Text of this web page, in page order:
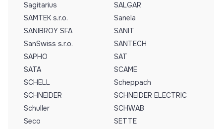
Sagitarius
SALGAR
SAMTEK s.r.o.
Sanela
SANIBROY SFA
SANIT
SanSwiss s.r.o.
SANTECH
SAPHO
SAT
SATA
SCAME
SCHELL
Scheppach
SCHNEIDER
SCHNEIDER ELECTRIC
Schuller
SCHWAB
Seco
SETTE